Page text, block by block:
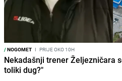
/NOGOMET I PRIJE OKO 10H
Nekadašnji trener Željezničara
toliki dug?"